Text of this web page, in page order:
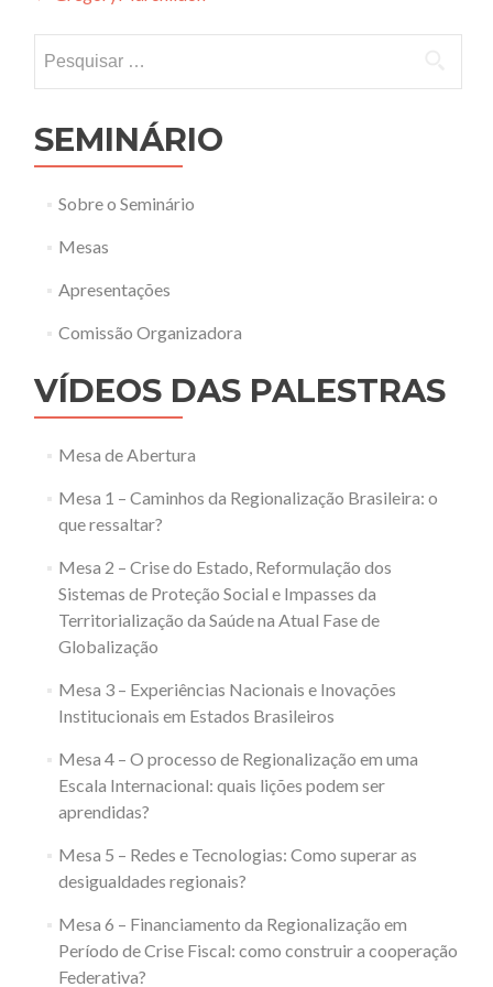
navigation
por:
SEMINÁRIO
Sobre o Seminário
Mesas
Apresentações
Comissão Organizadora
VÍDEOS DAS PALESTRAS
Mesa de Abertura
Mesa 1 – Caminhos da Regionalização Brasileira: o
que ressaltar?
Mesa 2 – Crise do Estado, Reformulação dos
Sistemas de Proteção Social e Impasses da
Territorialização da Saúde na Atual Fase de
Globalização
Mesa 3 – Experiências Nacionais e Inovações
Institucionais em Estados Brasileiros
Mesa 4 – O processo de Regionalização em uma
Escala Internacional: quais lições podem ser
aprendidas?
Mesa 5 – Redes e Tecnologias: Como superar as
desigualdades regionais?
Mesa 6 – Financiamento da Regionalização em
Período de Crise Fiscal: como construir a cooperação
Federativa?